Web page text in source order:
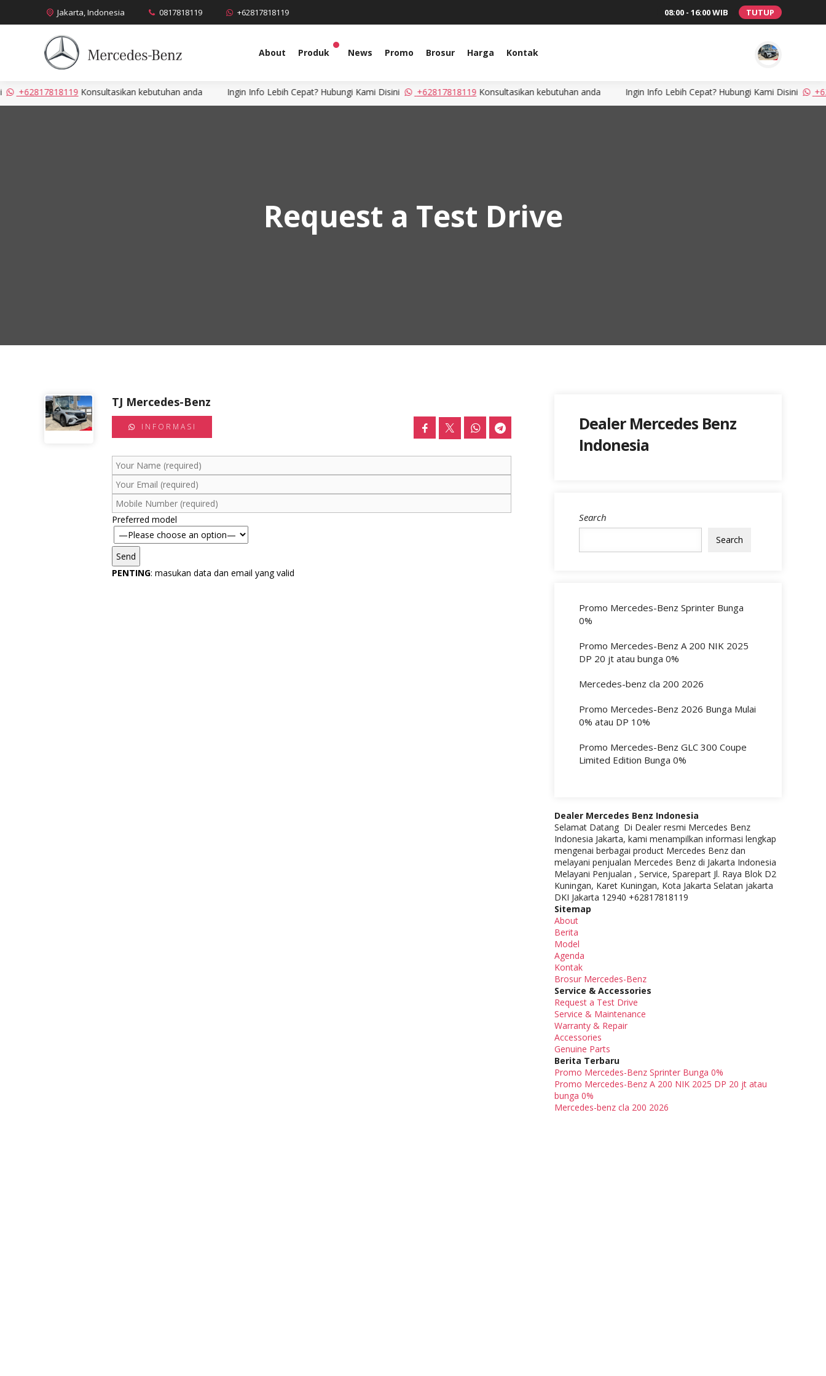
Jakarta, Indonesia 0817818119 +62817818119 08:00 - 16:00 WIB TUTUP
About Produk News Promo Brosur Harga Kontak
Konsultasikan kebutuhan anda Ingin Info Lebih Cepat? Hubungi Kami Disini +62817818119Konsultasikan kebutuhan anda Ingin Info Lebih Cepat? Hubungi Kami Disini
Request a Test Drive
TJ Mercedes-Benz
INFORMASI
Preferred model
PENTING: masukan data dan email yang valid
Dealer Mercedes Benz
Indonesia
Search
Search
Promo Mercedes-Benz Sprinter Bunga
0%
Promo Mercedes-Benz A 200 NIK 2025
DP 20 jt atau bunga 0%
Mercedes-benz cla 200 2026
Promo Mercedes-Benz 2026 Bunga Mulai
0% atau DP 10%
Promo Mercedes-Benz GLC 300 Coupe
Limited Edition Bunga 0%
Dealer Mercedes Benz Indonesia
Selamat Datang Di Dealer resmi Mercedes Benz
Indonesia Jakarta, kami menampilkan informasi lengkap
mengenai berbagai product Mercedes Benz dan
melayani penjualan Mercedes Benz di Jakarta Indonesia
Melayani Penjualan , Service, Sparepart Jl. Raya Blok D2
Kuningan, Karet Kuningan, Kota Jakarta Selatan jakarta
DKI Jakarta 12940 +62817818119
Sitemap
About
Berita
Model
Agenda
Kontak
Brosur Mercedes-Benz
Service & Accessories
Request a Test Drive
Service & Maintenance
Warranty & Repair
Accessories
Genuine Parts
Berita Terbaru
Promo Mercedes-Benz Sprinter Bunga 0%
Promo Mercedes-Benz A 200 NIK 2025 DP 20 jt atau
bunga 0%
Mercedes-benz cla 200 2026